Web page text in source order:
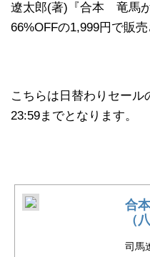
遼太郎(著)『合本 竜馬
66%OFFの1,999円で販売
こちらは日替わりセール
23:59までとなります。
合
（
司馬